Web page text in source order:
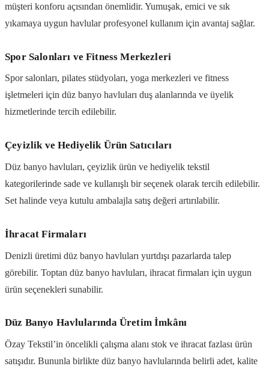
müşteri konforu açısından önemlidir. Yumuşak, emici ve sık
yıkamaya uygun havlular profesyonel kullanım için avantaj sağlar.
Spor Salonları ve Fitness Merkezleri
Spor salonları, pilates stüdyoları, yoga merkezleri ve fitness
işletmeleri için düz banyo havluları duş alanlarında ve üyelik
hizmetlerinde tercih edilebilir.
Çeyizlik ve Hediyelik Ürün Satıcıları
Düz banyo havluları, çeyizlik ürün ve hediyelik tekstil
kategorilerinde sade ve kullanışlı bir seçenek olarak tercih edilebilir.
Set halinde veya kutulu ambalajla satış değeri artırılabilir.
İhracat Firmaları
Denizli üretimi düz banyo havluları yurtdışı pazarlarda talep
görebilir. Toptan düz banyo havluları, ihracat firmaları için uygun
ürün seçenekleri sunabilir.
Düz Banyo Havlularında Üretim İmkânı
Özay Tekstil’in öncelikli çalışma alanı stok ve ihracat fazlası ürün
satışıdır. Bununla birlikte düz banyo havlularında belirli adet, kalite